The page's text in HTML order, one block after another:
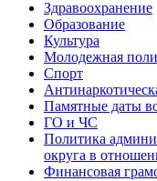
Здравоохранение
Образование
Культура
Молодежная
Спорт
Памятные даты
ГО и ЧС
Политика
округа в
Финансовая